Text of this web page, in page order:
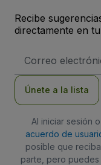
Recibe
directamente en
de
Únete a la lista
Al iniciar sesión
acuerdo de
posible que
parte, pero puedes